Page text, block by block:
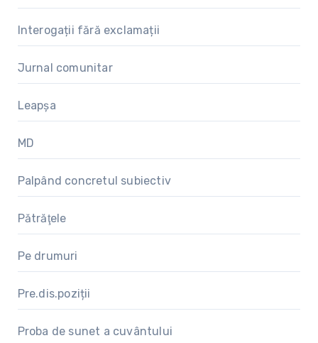
Interogații fără exclamații
Jurnal comunitar
Leapșa
MD
Palpând concretul subiectiv
Pătrăţele
Pe drumuri
Pre.dis.poziții
Proba de sunet a cuvântului